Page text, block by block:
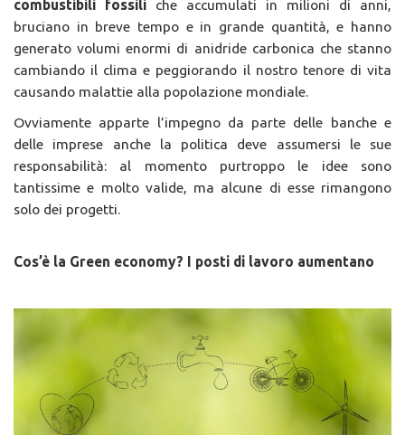
combustibili fossili che accumulati in milioni di anni,
bruciano in breve tempo e in grande quantità, e hanno
generato volumi enormi di anidride carbonica che stanno
cambiando il clima e peggiorando il nostro tenore di vita
causando malattie alla popolazione mondiale.
Ovviamente apparte l’impegno da parte delle banche e
delle imprese anche la politica deve assumersi le sue
responsabilità: al momento purtroppo le idee sono
tantissime e molto valide, ma alcune di esse rimangono
solo dei progetti.
Cos’è la Green economy? I posti di lavoro aumentano